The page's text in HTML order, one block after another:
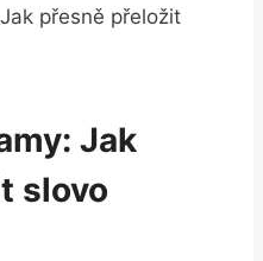
přesně přeložit
Jak
slovo